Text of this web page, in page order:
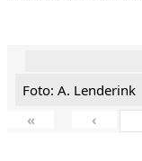
Foto: A. Lenderink
«
‹